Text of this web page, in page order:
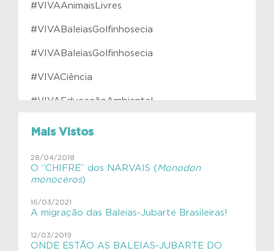
#VIVAAnimaisLivres
#VIVABaleiasGolfinhosecia
#VIVABaleiasGolfinhosecia
#VIVACiência
#VIVAEducaçãoAmbiental
#VIVAJulianaMolás
#VIVAnasEscolas
Mais Vistos
28/04/2018
O “CHIFRE” dos NARVAIS (Monodon
monoceros)
16/03/2021
A migração das Baleias-Jubarte Brasileiras!
12/03/2019
ONDE ESTÃO AS BALEIAS-JUBARTE DO